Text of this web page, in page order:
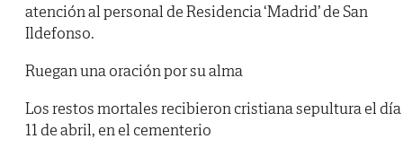
atención al personal de Residencia ‘Madrid’ de San
Ildefonso.
Ruegan una oración por su alma
Los restos mortales recibieron cristiana sepultura el día
11 de abril, en el cementerio